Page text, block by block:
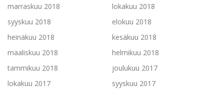
marraskuu 2018
lokakuu 2018
syyskuu 2018
elokuu 2018
heinäkuu 2018
kesäkuu 2018
maaliskuu 2018
helmikuu 2018
tammikuu 2018
joulukuu 2017
lokakuu 2017
syyskuu 2017